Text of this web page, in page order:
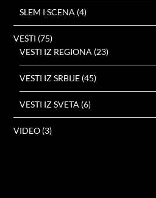
SLEM I SCENA (4)
VESTI (75)
VESTI IZ REGIONA (23)
VESTI IZ SRBIJE (45)
VESTI IZ SVETA (6)
VIDEO (3)